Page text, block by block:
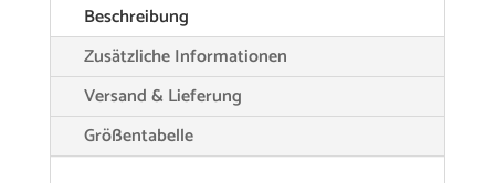
Beschreibung
Zusätzliche Informationen
Versand & Lieferung
Größentabelle